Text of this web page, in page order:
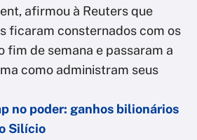
afirmou à Reuters que
ficaram consternados com os
fim de semana e passaram a
como administram seus
no poder: ganhos bilionários
Silício